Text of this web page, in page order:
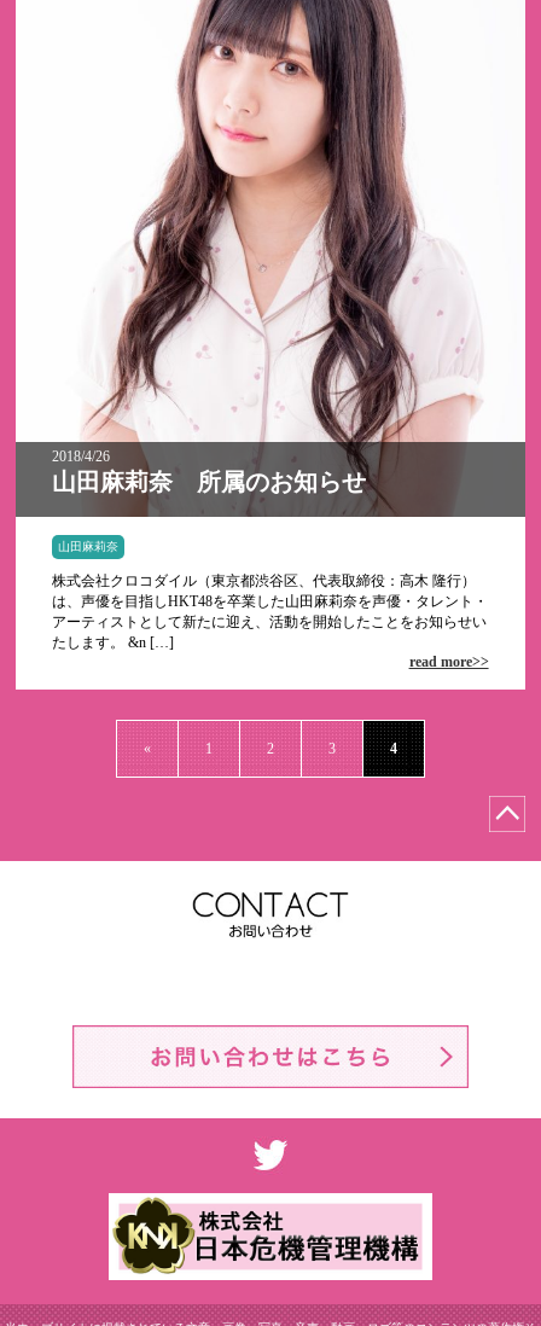
2018/4/26
山田麻莉奈 所属のお知らせ
山田麻莉奈
株式会社クロコダイル（東京都渋谷区、代表取締役：高木 隆行）
は、声優を目指しHKT48を卒業した山田麻莉奈を声優・タレント・
アーティストとして新たに迎え、活動を開始したことをお知らせい
たします。 &n […]
read more>>
« 1 2 3 4